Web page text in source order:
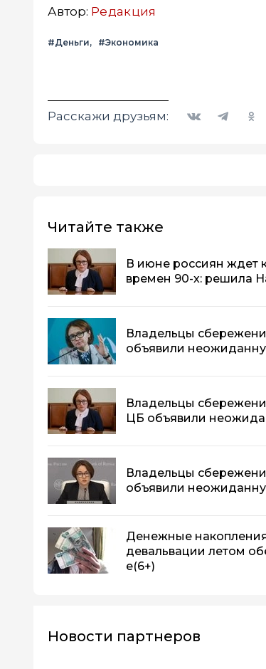
Автор: Редакция
#Деньги #Экономика
Расскажи друзьям:
Читайте также
В июне россиян ждет
времен 90-х: решила
Владельцы
объявили
Владельцы
ЦБ объявили
Владельцы
объявили
Денежные
девальвации летом
е(6+)
Новости партнеров